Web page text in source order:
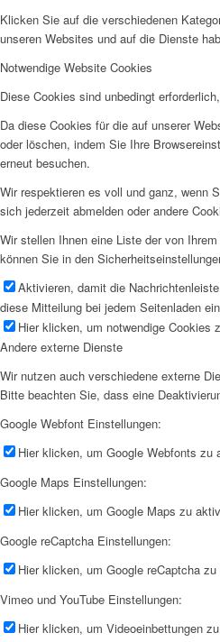
Klicken Sie auf die verschiedenen
unseren Websites und auf die Dienste
Notwendige Website Cookies
Diese Cookies sind unbedingt
Da diese Cookies für die auf unserer
oder löschen, indem Sie Ihre
erneut besuchen.
Wir respektieren es voll und ganz, wenn
sich jederzeit abmelden oder andere
Wir stellen Ihnen eine Liste der von
können Sie in den
Aktivieren, damit die
diese Mitteilung bei jedem Seitenladen
Hier klicken, um notwendige Cookies
Andere externe Dienste
Wir nutzen auch verschiedene externe
Bitte beachten Sie, dass eine
Google Webfont Einstellungen:
Hier klicken, um Google Webfonts zu
Google Maps Einstellungen:
Hier klicken, um Google Maps zu
Google reCaptcha Einstellungen:
Hier klicken, um Google reCaptcha
Vimeo und YouTube Einstellungen:
Hier klicken, um Videoeinbettungen